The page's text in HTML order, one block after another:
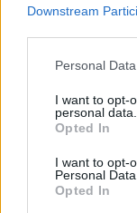
Downstream
Please note that
not limited to your
grant or deny
use your data for
consent section.
Personal
I want to opt-
personal data.
Opted In
I want to opt-
Personal Data.
Opted In
απορριπτική
κάλυψης της
Η δίκη για
το πολύνεκρο
συγκεντρώνει
δικαστήριο να